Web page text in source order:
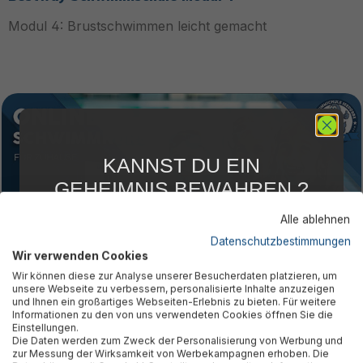
Modul 4: Brustschwimmen leicht gemacht
Bestway Schwimmschule Modul 5
Modul 5: Unter Wasser ist es am schönsten!
Alle ablehnen
Datenschutzbestimmungen
Wir verwenden Cookies
Wir können diese zur Analyse unserer Besucherdaten platzieren, um
unsere Webseite zu verbessern, personalisierte Inhalte anzuzeigen
und Ihnen ein großartiges Webseiten-Erlebnis zu bieten. Für weitere
Informationen zu den von uns verwendeten Cookies öffnen Sie die
Einstellungen.
Die Daten werden zum Zweck der Personalisierung von Werbung und
zur Messung der Wirksamkeit von Werbekampagnen erhoben. Die
KANNST DU EIN
GEHEIMNIS BEWAHREN ?
FÜR DICH
Abonniere jetzt unseren kostenlosen
Newsletter, verpasse keine Neuigkeiten und
Aktionen mehr und sichere Dir 5 %
Willkommensrabatt auf nicht reduzierte Ware
bei Deiner ersten Bestellung !*
Email